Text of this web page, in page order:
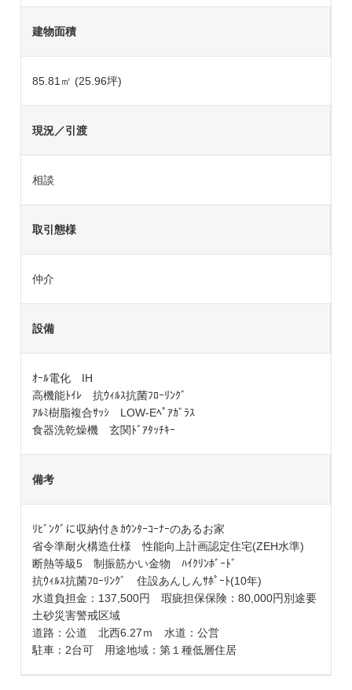
建物面積
85.81㎡ (25.96坪)
現況／引渡
相談
取引態様
仲介
設備
ｵｰﾙ電化 IH
高機能ﾄｲﾚ 抗ｳｨﾙｽ抗菌ﾌﾛｰﾘﾝｸﾞ
ｱﾙﾐ樹脂複合ｻｯｼ LOW-Eﾍﾟｱｶﾞﾗｽ
食器洗乾燥機 玄関ﾄﾞｱﾀｯﾁｷｰ
備考
ﾘﾋﾞﾝｸﾞに収納付きｶｳﾝﾀｰｺｰﾅｰのあるお家
省令準耐火構造仕様 性能向上計画認定住宅(ZEH水準)
断熱等級5 制振筋かい金物 ﾊｲｸﾘﾝﾎﾞｰﾄﾞ
抗ｳｨﾙｽ抗菌ﾌﾛｰﾘﾝｸﾞ 住設あんしんｻﾎﾟｰﾄ(10年)
水道負担金：137,500円 瑕疵担保保険：80,000円別途要
土砂災害警戒区域
道路：公道 北西6.27ｍ 水道：公営
駐車：2台可 用途地域：第１種低層住居